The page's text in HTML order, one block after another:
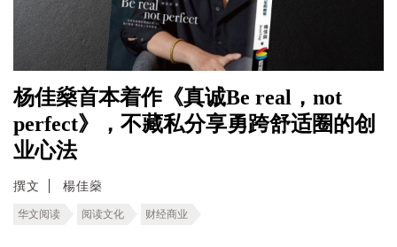
杨佳燊首本着作《真诚Be real，not
perfect》，不藏私分享勇跨舒适圈的创
业心法
撰文 楊佳燊
华文阅读 阅读文化 财经商业